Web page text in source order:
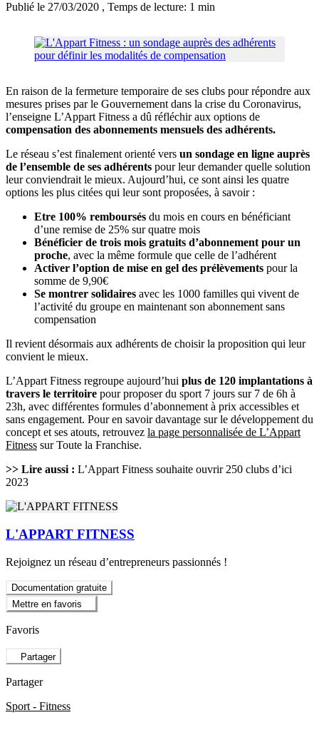
Publié le 27/03/2020 , Temps de lecture: 1 min
En raison de la fermeture temporaire de ses clubs pour répondre aux
mesures prises par le Gouvernement dans la crise du Coronavirus,
l’enseigne L’Appart Fitness a dû réfléchir aux options de
compensation des abonnements mensuels des adhérents.
Le réseau s’est finalement orienté vers un sondage en ligne auprès
de l’ensemble de ses adhérents pour leur demander quelle solution
leur conviendrait le mieux. Aujourd’hui, ce sont ainsi les quatre
options les plus citées qui leur sont proposées, à savoir :
Etre 100% remboursés du mois en cours en bénéficiant
d’une remise de 25% sur quatre mois
Bénéficier de trois mois gratuits d’abonnement pour un
proche, avec la même formule que celle de l’adhérent
Activer l’option de mise en gel des prélèvements pour la
somme de 9,90€
Se montrer solidaires avec les 1000 familles qui vivent de
l’activité du groupe en maintenant son abonnement sans
compensation
Il revient désormais aux adhérents de choisir la proposition qui leur
convient le mieux.
L’Appart Fitness regroupe aujourd’hui plus de 120 implantations à
travers le territoire pour proposer du sport 7 jours sur 7 de 6h à
23h, avec différentes formules d’abonnement à prix accessibles et
sans engagement. Pour en savoir davantage sur le développement du
concept et ses atouts, retrouvez la page personnalisée de L’Appart
Fitness sur Toute la Franchise.
>> Lire aussi : L’Appart Fitness souhaite ouvrir 250 clubs d’ici
2023
L'APPART FITNESS
Rejoignez un réseau d’entrepreneurs passionnés !
Documentation gratuite
Mettre en favoris
Favoris
Partager
Partager
Sport - Fitness